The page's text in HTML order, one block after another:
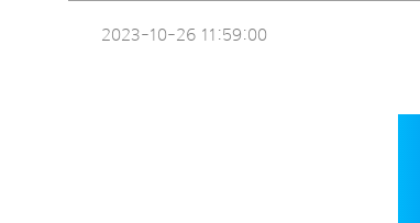
2023-10-26 11:59:00